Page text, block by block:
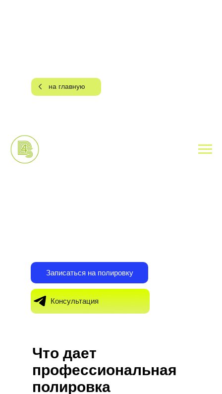
Вернем автомобилю первоначальный
блеск — как в день покупки.
на главную
Записаться на полировку
Консультация
Что дает
профессиональная
полировка